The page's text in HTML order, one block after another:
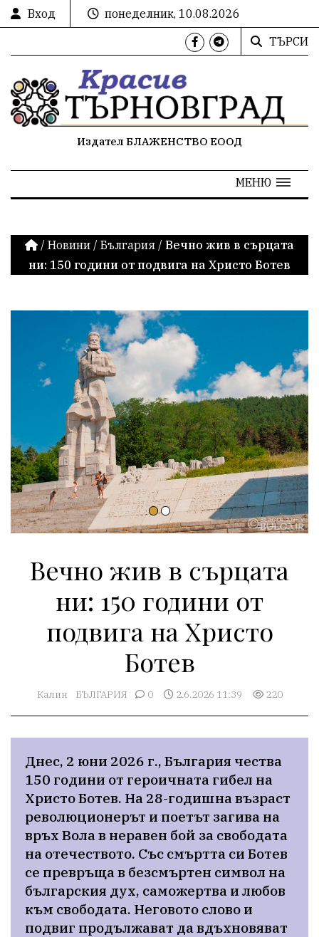
Вход
понеделник, 10.08.2026
ТЪРСИ
Издател БЛАЖЕНСТВО ЕООД
МЕНЮ
/ Новини / България / Вечно жив в сърцата
ни: 150 години от подвига на Христо Ботев
Вечно жив в сърцата
ни: 150 години от
подвига на Христо
Ботев
Калин БЪЛГАРИЯ 0 2.6.2026 11:39 220
Днес, 2 юни 2026 г., България чества
150 години от героичната гибел на
Христо Ботев. На 28-годишна възраст
революционерът и поетът загива на
връх Вола в неравен бой за свободата
на отечеството. Със смъртта си Ботев
се превръща в безсмъртен символ на
българския дух, саможертва и любов
към свободата. Неговото слово и
подвиг продължават да вдъхновяват